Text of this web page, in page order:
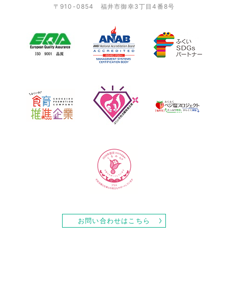
〒910-0854 福井市御幸3丁目4番8号
お問い合わせはこちら